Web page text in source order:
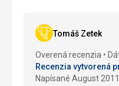
Tomáš Zetek
Overená recenzia
Recenzia vytvorená
Napísané August 2011